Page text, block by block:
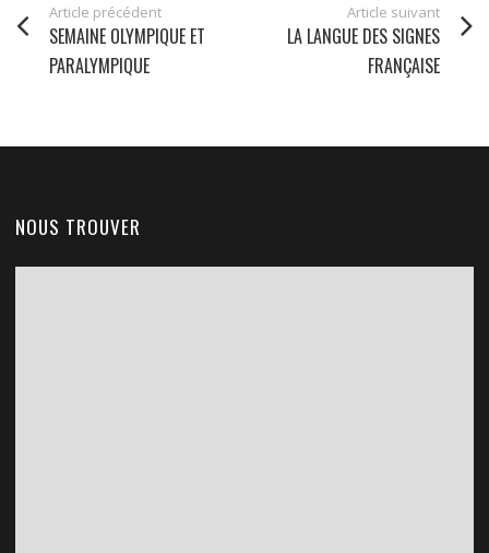
Article précédent
SEMAINE OLYMPIQUE ET
PARALYMPIQUE
Article suivant
LA LANGUE DES SIGNES
FRANÇAISE
NOUS TROUVER